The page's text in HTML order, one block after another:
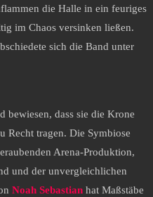
die Halle in ein feuriges
im Chaos versinken ließen.
sich die Band unter
bewiesen, dass sie die Krone
Recht tragen. Die Symbiose
Arena-Produktion,
und der unvergleichlichen
Noah Sebastian hat Maßstäbe